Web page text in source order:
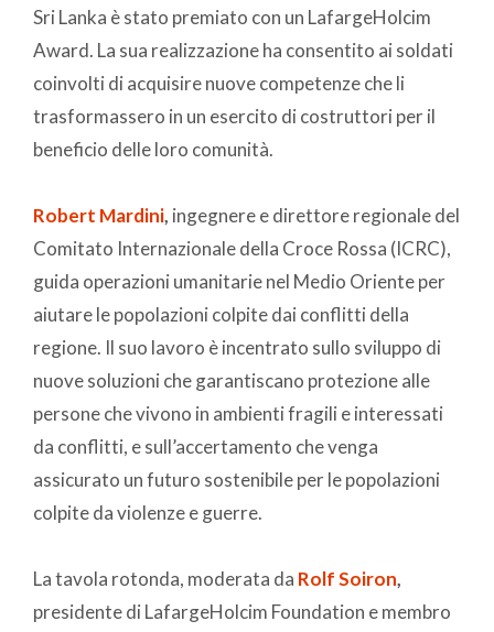
Sri Lanka è stato premiato con un LafargeHolcim
Award. La sua realizzazione ha consentito ai soldati
coinvolti di acquisire nuove competenze che li
trasformassero in un esercito di costruttori per il
beneficio delle loro comunità.
Robert Mardini, ingegnere e direttore regionale del
Comitato Internazionale della Croce Rossa (ICRC),
guida operazioni umanitarie nel Medio Oriente per
aiutare le popolazioni colpite dai conflitti della
regione. Il suo lavoro è incentrato sullo sviluppo di
nuove soluzioni che garantiscano protezione alle
persone che vivono in ambienti fragili e interessati
da conflitti, e sull’accertamento che venga
assicurato un futuro sostenibile per le popolazioni
colpite da violenze e guerre.
La tavola rotonda, moderata da Rolf Soiron,
presidente di LafargeHolcim Foundation e membro